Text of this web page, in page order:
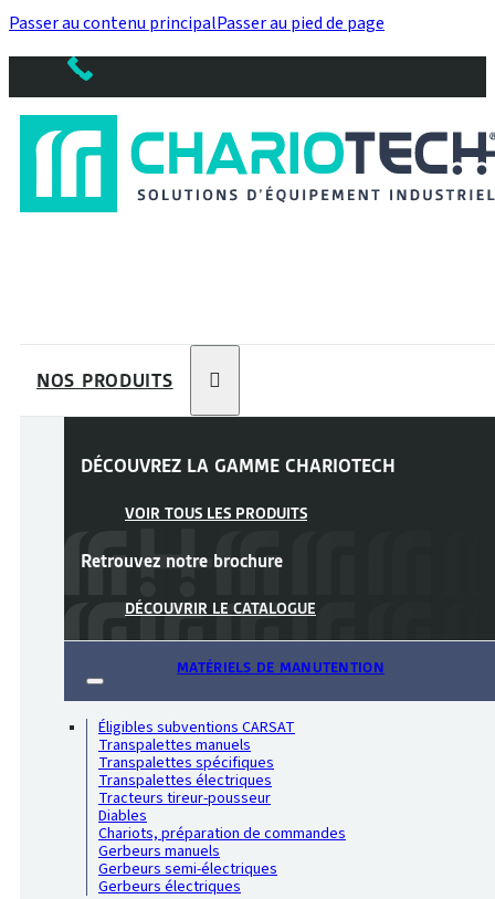
Passer au contenu principalPasser au pied de page
NOS PRODUITS
DÉCOUVREZ LA GAMME CHARIOTECH
VOIR TOUS LES PRODUITS
Retrouvez notre brochure
DÉCOUVRIR LE CATALOGUE
MATÉRIELS DE MANUTENTION
Éligibles subventions CARSAT
Transpalettes manuels
Transpalettes spécifiques
Transpalettes électriques
Tracteurs tireur-pousseur
Diables
Chariots, préparation de commandes
Gerbeurs manuels
Gerbeurs semi-électriques
Gerbeurs électriques